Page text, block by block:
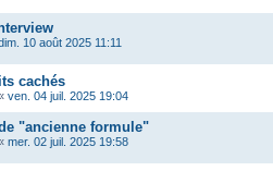
10 août 2025 11:11
cachés
ven. 04 juil. 2025 19:04
"ancienne formule"
mer. 02 juil. 2025 19:58